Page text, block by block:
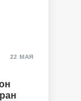
22 МАЯ